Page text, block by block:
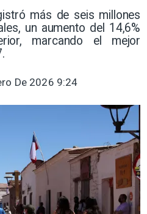
más de seis millones
un aumento del 14,6%
marcando el mejor
De 2026 9:24